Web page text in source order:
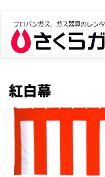
紅白幕